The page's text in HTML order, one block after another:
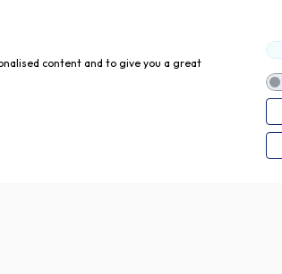
content and to give you a great